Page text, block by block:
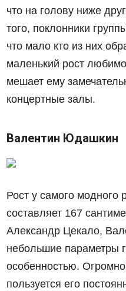
что на голову ниже
того, поклонники
что мало кто из них
маленький рост
мешает ему
концертные залы.
Валентин Юдашкин
Рост у самого модного
составляет 167
Александр Цекало,
небольшие параметры
особенностью.
пользуется его